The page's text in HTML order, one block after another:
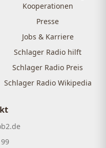
Kooperationen
Presse
Jobs & Karriere
Schlager Radio hilft
Schlager Radio Preis
Schlager Radio Wikipedia